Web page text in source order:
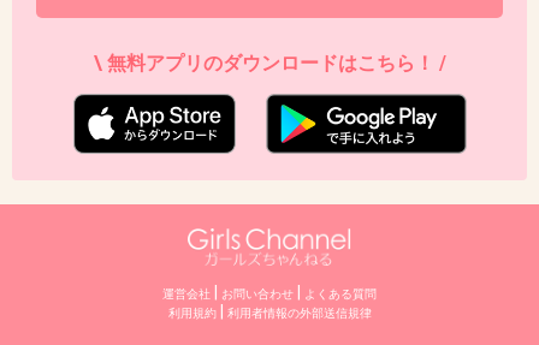
分かんねーや
+5
不倫して、ほされた芸能人に不倫しなかったらいいだけと
\ 無料アプリのダウンロードはこちら！ /
運営会社 お問い合わせ
よくある質問
利用規約| 利⽤者情報の外部送信規律